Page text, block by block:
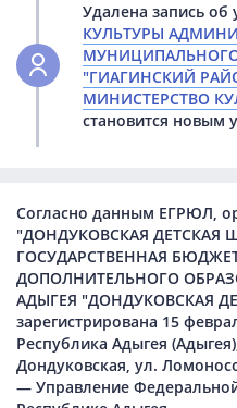
Удалена запись об
КУЛЬТУРЫ
"ГИАГИНСКИЙ
МИНИСТЕРСТВО
становится новым
Согласно данным ЕГРЮЛ,
"ДОНДУКОВСКАЯ ДЕТСКАЯ
ГОСУДАРСТВЕННАЯ
ДОПОЛНИТЕЛЬНОГО
АДЫГЕЯ "ДОНДУКОВСКАЯ
зарегистрирована 15
Республика Адыгея
Дондуковская, ул.
— Управление